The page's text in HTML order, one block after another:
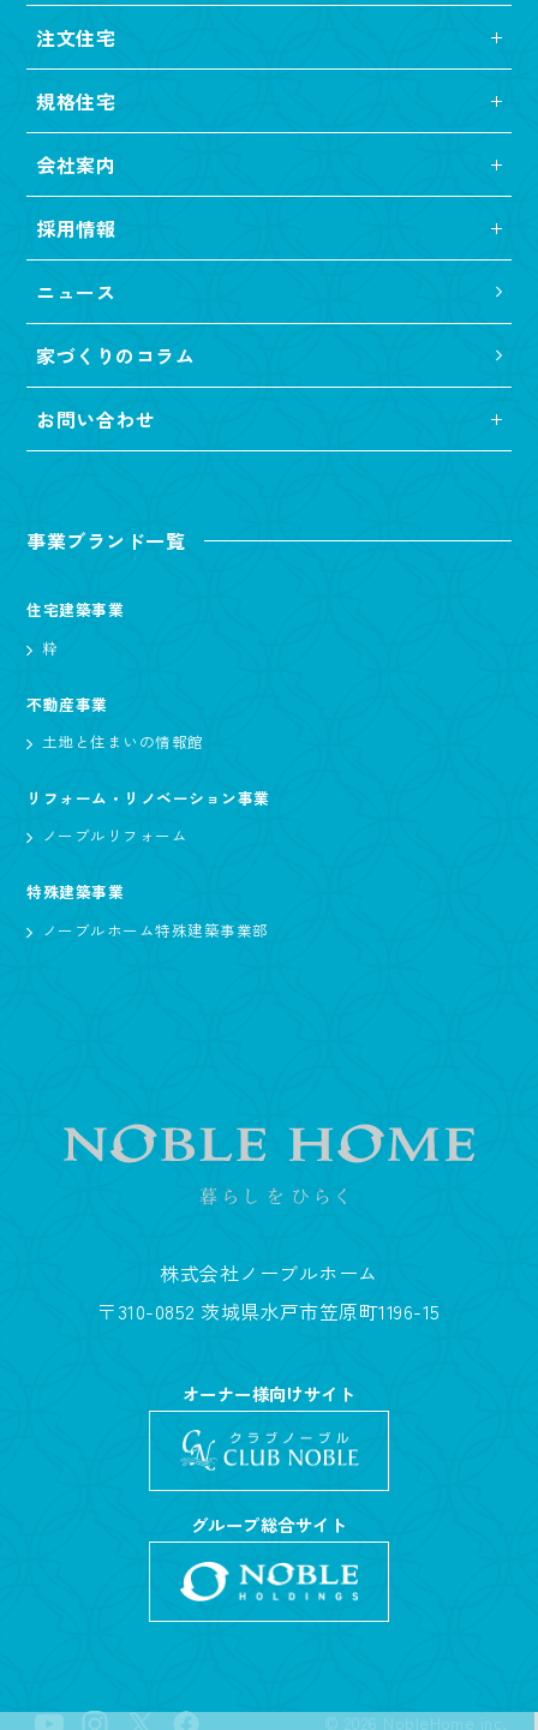
注文住宅
規格住宅
会社案内
採用情報
ニュース
家づくりのコラム
お問い合わせ
事業ブランド一覧
住宅建築事業
粋
不動産事業
土地と住まいの情報館
リフォーム・リノベーション事業
ノーブルリフォーム
特殊建築事業
ノーブルホーム特殊建築事業部
株式会社ノーブルホーム
〒310-0852 茨城県水戸市笠原町1196-15
オーナー様向けサイト
グループ総合サイト
© 2026 NobleHome inc.